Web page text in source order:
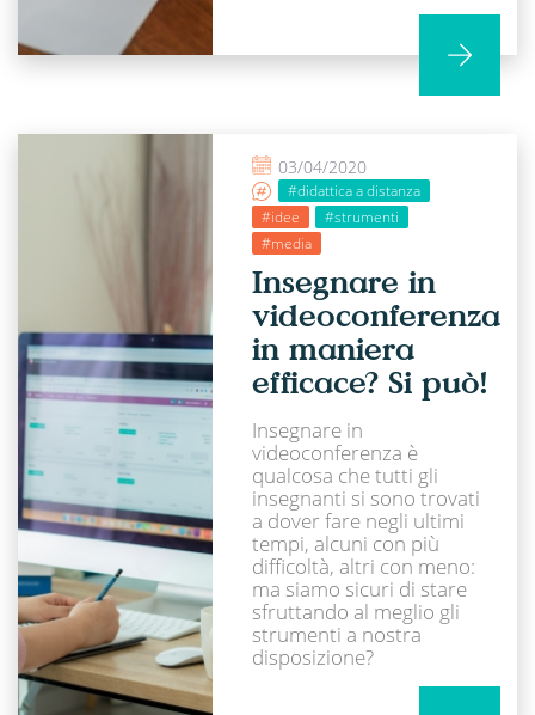
03/04/2020
#didattica a distanza
#idee
#strumenti
#media
Insegnare in
videoconferenza
in maniera
efficace? Si può!
Insegnare in
videoconferenza è
qualcosa che tutti gli
insegnanti si sono trovati
a dover fare negli ultimi
tempi, alcuni con più
difficoltà, altri con meno:
ma siamo sicuri di stare
sfruttando al meglio gli
strumenti a nostra
disposizione?